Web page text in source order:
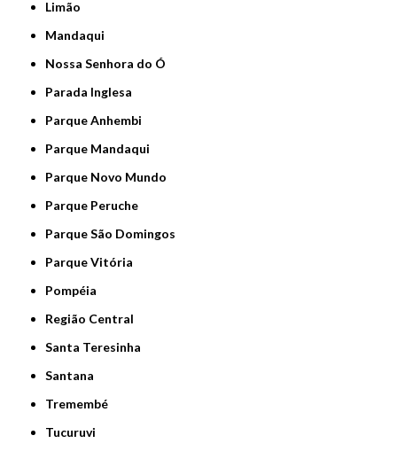
Limão
Mandaqui
Nossa Senhora do Ó
Parada Inglesa
Parque Anhembi
Parque Mandaqui
Parque Novo Mundo
Parque Peruche
Parque São Domingos
Parque Vitória
Pompéia
Região Central
Santa Teresinha
Santana
Tremembé
Tucuruvi